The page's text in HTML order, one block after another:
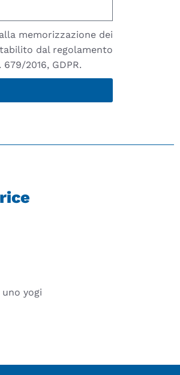
memorizzazione dei
dal regolamento
2016, GDPR.
yogi